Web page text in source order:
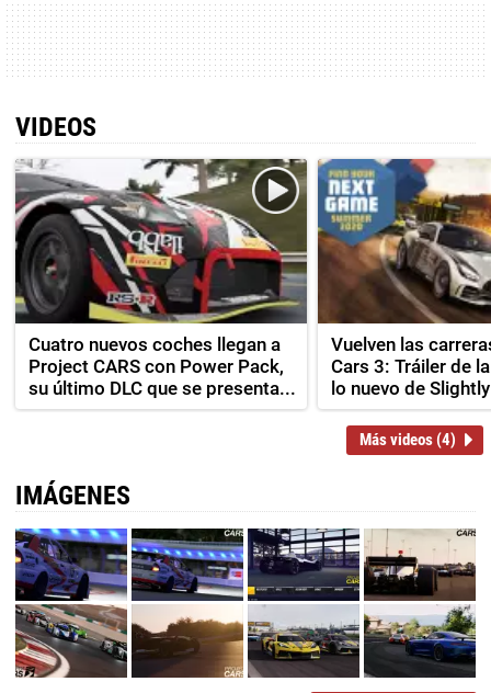
VIDEOS
Cuatro nuevos coches llegan a
Project CARS con Power Pack,
su último DLC que se presenta...
Vuelven las
Cars 3: Tráiler de
lo nuevo de
Más videos (4)
IMÁGENES